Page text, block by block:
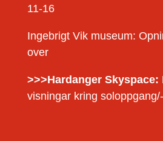
11-16
Ingebrigt Vik museum:
over
>>>Hardanger Skyspace:
visningar kring